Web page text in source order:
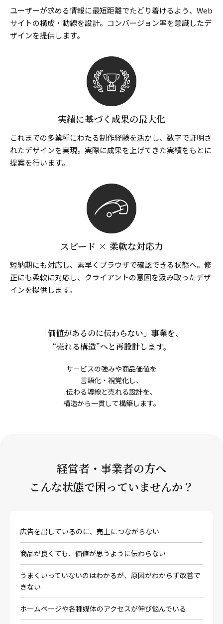
ユーザーが求める情報に最短距離でたどり着けるよう、Web
サイトの構成・動線を設計。コンバージョン率を意識したデ
ザインを提供します。
実績に基づく成果の最大化
これまでの多業種にわたる制作経験を活かし、数字で証明さ
れたデザインを実現。実際に成果を上げてきた実績をもとに
提案を行います。
スピード × 柔軟な対応力
短納期にも対応し、素早くブラウザで確認できる状態へ。修
正にも柔軟に対応し、クライアントの意図を汲み取ったデザ
インを提供します。
「価値があるのに伝わらない」事業を、
“売れる構造”へと再設計します。
サービスの強みや商品価値を
言語化・視覚化し、
伝わる導線と売れる設計を、
構造から一貫して構築します。
経営者・事業者の方へ
こんな状態で困っていませんか？
広告を出しているのに、売上につながらない
商品が良くても、価値が思うように伝わらない
うまくいっていないのはわかるが、原因がわからず改善で
きない
ホームページや各種媒体のアクセスが伸び悩んでいる